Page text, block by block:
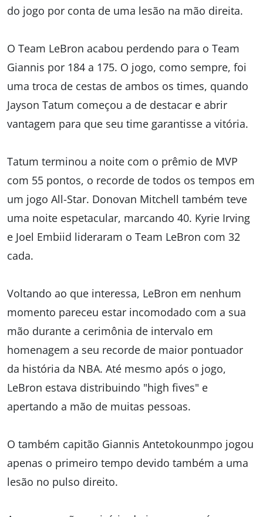
do jogo por conta de uma lesão na mão direita.
O Team LeBron acabou perdendo para o Team
Giannis por 184 a 175. O jogo, como sempre, foi
uma troca de cestas de ambos os times, quando
Jayson Tatum começou a de destacar e abrir
vantagem para que seu time garantisse a vitória.
Tatum terminou a noite com o prêmio de MVP
com 55 pontos, o recorde de todos os tempos em
um jogo All-Star. Donovan Mitchell também teve
uma noite espetacular, marcando 40. Kyrie Irving
e Joel Embiid lideraram o Team LeBron com 32
cada.
Voltando ao que interessa, LeBron em nenhum
momento pareceu estar incomodado com a sua
mão durante a cerimônia de intervalo em
homenagem a seu recorde de maior pontuador
da história da NBA. Até mesmo após o jogo,
LeBron estava distribuindo "high fives" e
apertando a mão de muitas pessoas.
O também capitão Giannis Antetokounmpo jogou
apenas o primeiro tempo devido também a uma
lesão no pulso direito.